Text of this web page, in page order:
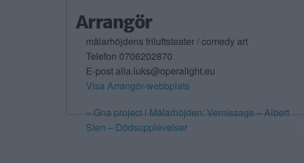
Arrangör
mälarhöjdens friluftsteater / comedy art
Telefon 0706202870
E-post alla.luks@operalight.eu
Visa Arrangör-webbplats
« Gna project i Mälarhöjden: Vernissage – Albert
Sten – Dödsupplevelser